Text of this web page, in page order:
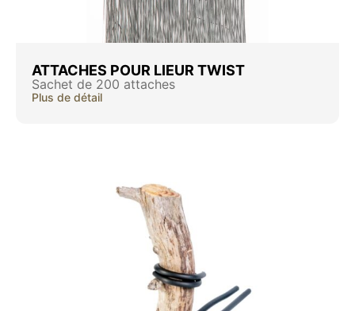
ATTACHES POUR LIEUR TWIST
Sachet de 200 attaches
Plus de détail